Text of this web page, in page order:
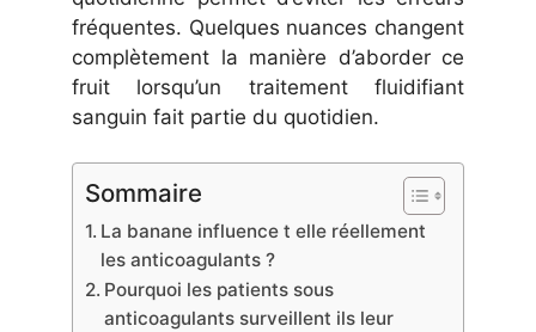
fréquentes. Quelques nuances changent
complètement la manière d’aborder ce
fruit lorsqu’un traitement fluidifiant
sanguin fait partie du quotidien.
Sommaire
La banane influence t elle réellement
les anticoagulants ?
Pourquoi les patients sous
anticoagulants surveillent ils leur